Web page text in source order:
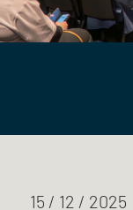
15 / 12 / 2025